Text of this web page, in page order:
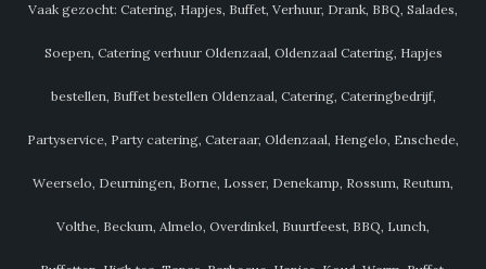
Vaak gezocht: Catering, Hapjes, Buffet, Verhuur, Drank, BBQ, Salades,
Soepen, Catering verhuur Oldenzaal, Oldenzaal Catering, Hapjes
bestellen, Buffet bestellen Oldenzaal, Catering, Cateringbedrijf,
Partyservice, Party catering, Cateraar, Oldenzaal, Hengelo, Enschede,
Weerselo, Deurningen, Borne, Losser, Denekamp, Rossum, Reutum,
Volthe, Beckum, Almelo, Overdinkel, Buurtfeest, BBQ, Lunch,